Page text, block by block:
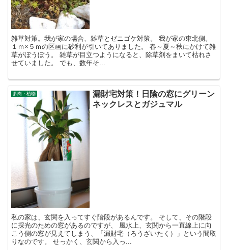
雑草対策。我が家の場合、雑草とゼニゴケ対策。 我が家の東北側。
１ｍ×５ｍの区画に砂利が引いてありました。 春～夏～秋にかけて雑
草がぼうぼう。 雑草が目立つようになると、除草剤をまいて枯れさ
せていました。 でも、数年そ...
多肉・植物
漏財宅対策！日陰の窓にグリーン
ネックレスとガジュマル
私の家は、玄関を入ってすぐ階段があるんです。 そして、その階段
に採光のための窓があるのですが、 風水上、玄関から一直線上に向
こう側の窓が見えてしまう、「漏財宅（ろうざいたく）」という間取
りなのです。 せっかく、玄関から入っ...